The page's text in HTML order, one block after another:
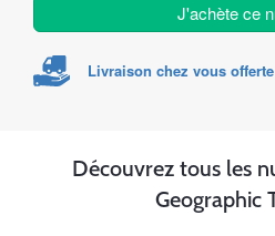
J'achète ce
Livraison chez vous offerte
Découvrez tous les
Geographic